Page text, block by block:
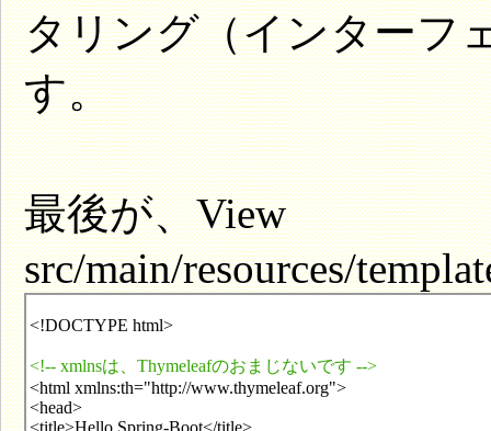
タリング（インターフ
す。
最後が、View
src/main/resources/